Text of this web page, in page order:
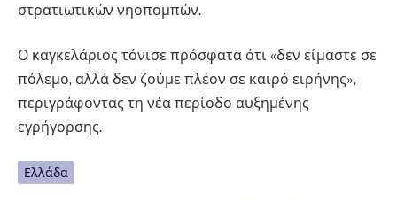
στρατιωτικών νηοπομπών.
Ο καγκελάριος τόνισε πρόσφατα ότι «δεν είμαστε σε
πόλεμο, αλλά δεν ζούμε πλέον σε καιρό ειρήνης»,
περιγράφοντας τη νέα περίοδο αυξημένης
εγρήγορσης.
Ελλάδα